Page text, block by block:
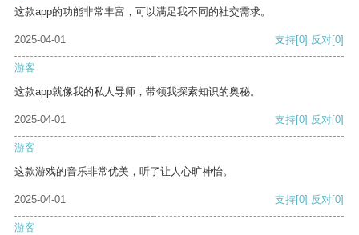
这款app的功能非常丰富，可以满足我不同的社交需求。
2025-04-01 支持[0] 反对[0]
游客
这款app就像我的私人导师，带领我探索知识的奥秘。
2025-04-01 支持[0] 反对[0]
游客
这款游戏的音乐非常优美，听了让人心旷神怡。
2025-04-01 支持[0] 反对[0]
游客